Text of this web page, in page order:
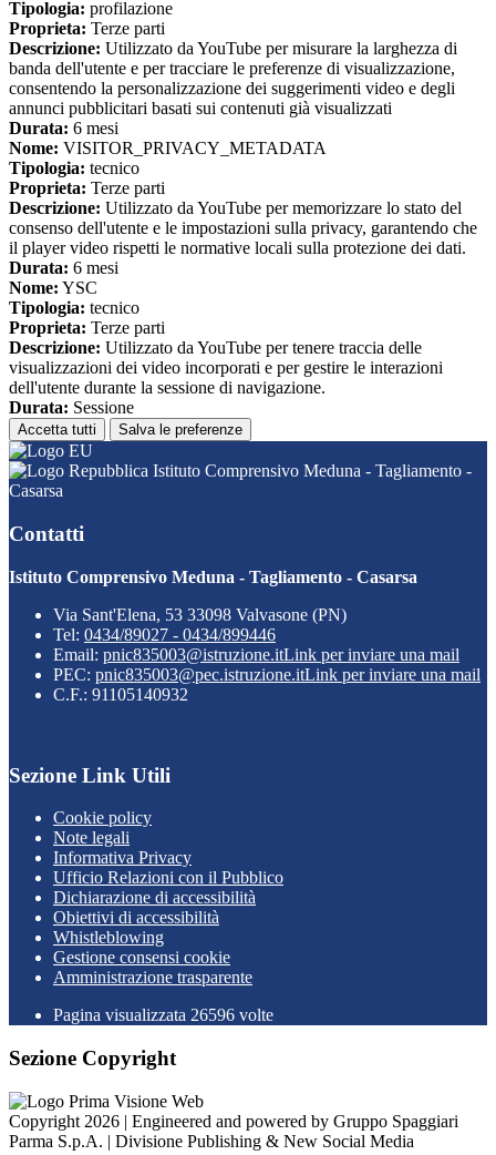
Tipologia: profilazione
Proprieta: Terze parti
Descrizione: Utilizzato da YouTube per misurare la larghezza di
banda dell'utente e per tracciare le preferenze di visualizzazione,
consentendo la personalizzazione dei suggerimenti video e degli
annunci pubblicitari basati sui contenuti già visualizzati
Durata: 6 mesi
Nome: VISITOR_PRIVACY_METADATA
Tipologia: tecnico
Proprieta: Terze parti
Descrizione: Utilizzato da YouTube per memorizzare lo stato del
consenso dell'utente e le impostazioni sulla privacy, garantendo che
il player video rispetti le normative locali sulla protezione dei dati.
Durata: 6 mesi
Nome: YSC
Tipologia: tecnico
Proprieta: Terze parti
Descrizione: Utilizzato da YouTube per tenere traccia delle
visualizzazioni dei video incorporati e per gestire le interazioni
dell'utente durante la sessione di navigazione.
Durata: Sessione
Accetta tutti Salva le preferenze
Istituto Comprensivo Meduna - Tagliamento -
Casarsa
Contatti
Istituto Comprensivo Meduna - Tagliamento - Casarsa
Via Sant'Elena, 53 33098 Valvasone (PN)
Tel: 0434/89027 - 0434/899446
Email: pnic835003@istruzione.itLink per inviare una mail
PEC: pnic835003@pec.istruzione.itLink per inviare una mail
C.F.: 91105140932
Sezione Link Utili
Cookie policy
Note legali
Informativa Privacy
Ufficio Relazioni con il Pubblico
Dichiarazione di accessibilità
Obiettivi di accessibilità
Whistleblowing
Gestione consensi cookie
Amministrazione trasparente
Pagina visualizzata 26596 volte
Sezione Copyright
Copyright 2026 | Engineered and powered by Gruppo Spaggiari
Parma S.p.A. | Divisione Publishing & New Social Media